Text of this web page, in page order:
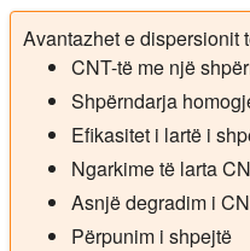
Avantazhet e dispersionit
CNT-të me një
Shpërndarja
Efikasitet i lartë i
Ngarkime të larta
Asnjë degradim i
Përpunim i shpejtë